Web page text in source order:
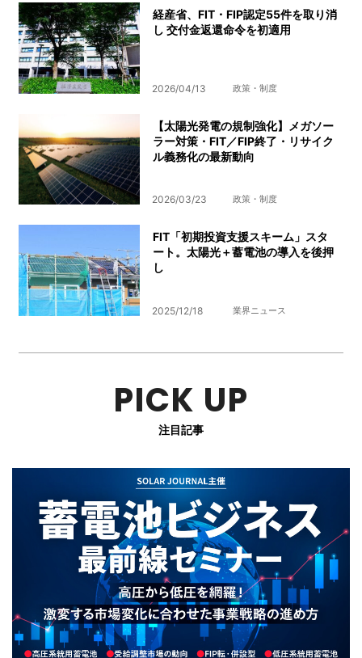
経産省、FIT・FIP認定55件を取り消
し 交付金返還命令を初適用
2026/04/13 政策・制度
【太陽光発電の規制強化】メガソー
ラー対策・FIT／FIP終了・リサイク
ル義務化の最新動向
2026/03/23 政策・制度
FIT「初期投資支援スキーム」スタ
ート。太陽光＋蓄電池の導入を後押
し
2025/12/18 業界ニュース
PICK UP
注目記事